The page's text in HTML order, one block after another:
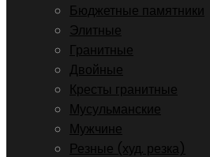
Бюджетные памятники
Элитные
Гранитные
Двойные
Кресты гранитные
Мусульманские
Мужчине
Резные (худ. резка)